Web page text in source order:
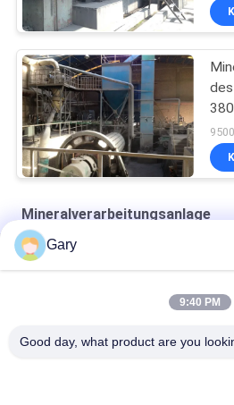
Mineralverarbeitungsanlage
Zirkonium-Strukturkeramik
Gary
9:40 PM
Good day, what product are you